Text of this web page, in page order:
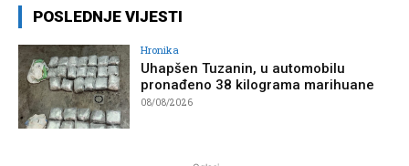
POSLEDNJE VIJESTI
Hronika
Uhapšen Tuzanin, u automobilu
pronađeno 38 kilograma marihuane
08/08/2026